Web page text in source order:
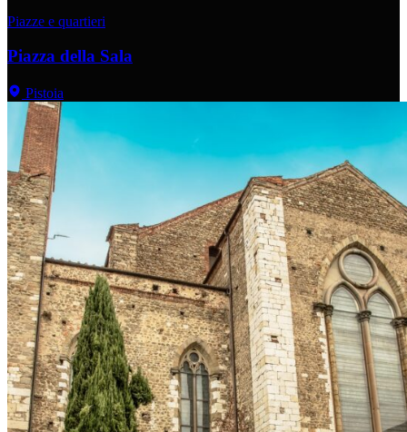
Piazze e quartieri
Piazza della Sala
Pistoia